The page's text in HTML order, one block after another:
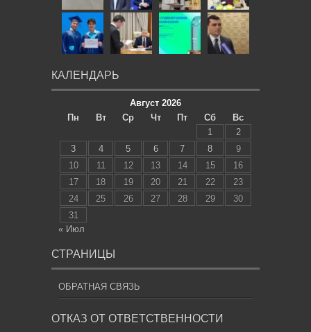
КАЛЕНДАРЬ
Август 2026
Пн
Вт Ср Чт Пт Сб
Вс
1
2
3
4 5 6 7 8
9
10
11 12 13 14 15
16
17
18 19 20 21 22
23
24
25 26 27 28 29
30
31
« Июл
СТРАНИЦЫ
ОБРАТНАЯ СВЯЗЬ
ОТКАЗ ОТ ОТВЕТСТВЕННОСТИ